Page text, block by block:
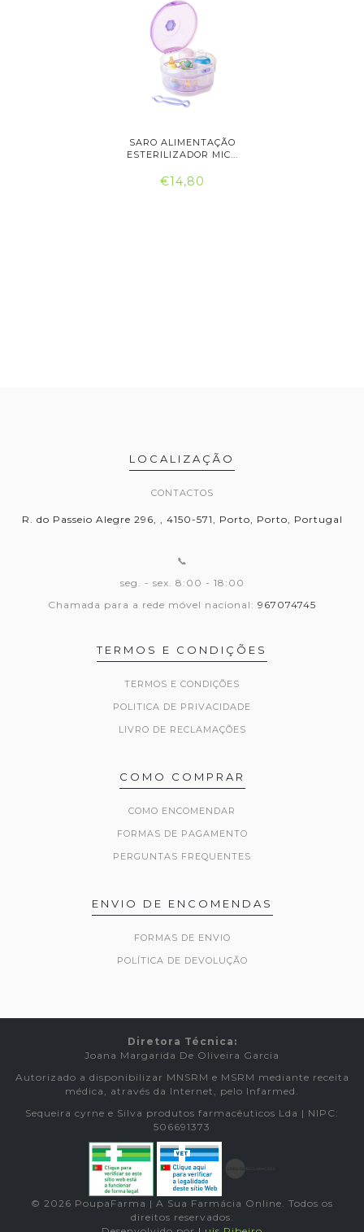
SARO ALIMENTAÇÃO
ESTERILIZADOR MIC...
€14,80
LOCALIZAÇÃO
CONTACTOS
R. do Passeio Alegre 296, , 4150-571, Porto, Porto, Portugal
📞
seg. - sex. 8:00 - 18:00
Chamada para a rede móvel nacional: 967074745
TERMOS E CONDIÇÕES
TERMOS E CONDIÇÕES
POLITICA DE PRIVACIDADE
LIVRO DE RECLAMAÇÕES
COMO COMPRAR
COMO ENCOMENDAR
FORMAS DE PAGAMENTO
PERGUNTAS FREQUENTES
ENVIO DE ENCOMENDAS
FORMAS DE ENVIO
POLÍTICA DE DEVOLUÇÃO
Diretora Técnica:
Joana Margarida De Oliveira Garcia
Autorizado a disponibilizar MNSRM e MSRM mediante receita
médica, através da Internet, pelo Infarmed.
Sequeira cyrne e Silva produtos farmacêuticos Lda | NIPC:
506691373
© 2026 PoupaFarma | A Sua Farmácia Online. Todos os
direitos reservados.